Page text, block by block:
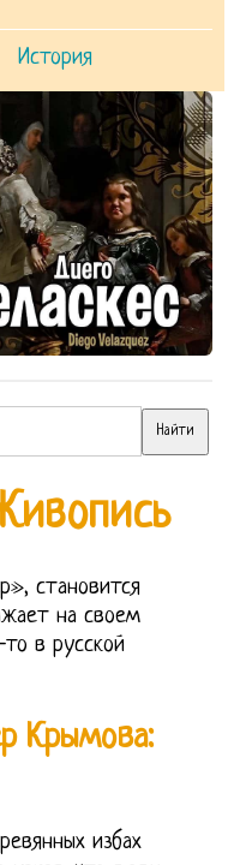
История
становится
на своем
в русской
Крымова:
избах